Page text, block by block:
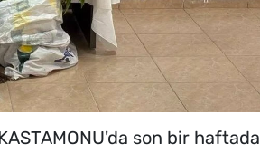
son bir haftada